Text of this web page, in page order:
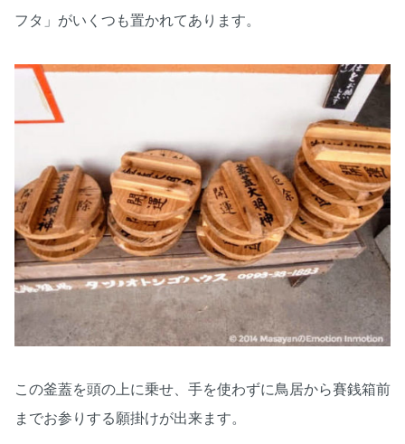
フタ」がいくつも置かれてあります。
この釜蓋を頭の上に乗せ、手を使わずに鳥居から賽銭箱前
までお参りする願掛けが出来ます。